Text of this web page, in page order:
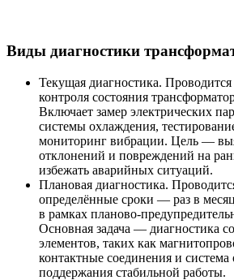
Виды диагностики
Текущая диагностика. Проводится
контроля состояния
Включает замер электрических
системы охлаждения,
мониторинг вибрации. Цель —
отклонений и повреждений на
избежать аварийных ситуаций.
Плановая диагностика.
определённые сроки — раз в
в рамках планово-
Основная задача — диагностика
элементов, таких как
контактные соединения и
поддержания стабильной работы.